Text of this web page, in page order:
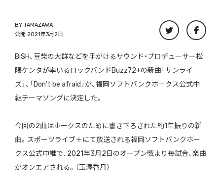
BY TAMAZAWA
公開 2021年3月2日
BiSH、豆柴の大群などを手がけるサウンド・プロデューサー松
隈ケンタが率いるロックバンドBuzz72+の新曲「サンライ
ズ」、「Don’t be afraid」が、福岡ソフトバンクホークス公式中
継テーマソングに決定した。
今回の2曲はホークスのために書き下ろされた約1年振りの新
曲。スポーツライブ＋にて放送される福岡ソフトバンクホー
クス公式中継で、2021年3月2日のオープン戦より毎試合、楽曲
がオンエアされる。（玉澤香月）